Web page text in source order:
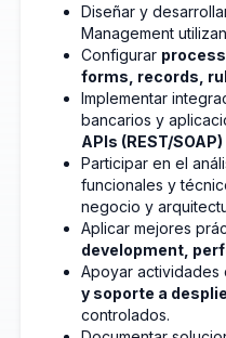
Diseñar y
Management
Configurar
forms, records,
Implementar
bancarios y
APIs (REST/SOAP)
Participar en el
funcionales y
negocio y
Aplicar mejores
development,
Apoyar actividades
y soporte a
controlados.